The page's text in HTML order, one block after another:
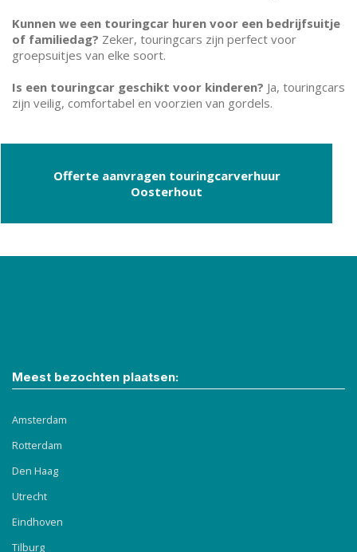
Kunnen we een touringcar huren voor een bedrijfsuitje
of familiedag? Zeker, touringcars zijn perfect voor
groepsuitjes van elke soort.
Is een touringcar geschikt voor kinderen? Ja, touringcars
zijn veilig, comfortabel en voorzien van gordels.
Offerte aanvragen touringcarverhuur
Oosterhout
Meest bezochten plaatsen:
Amsterdam
Rotterdam
Den Haag
Utrecht
Eindhoven
Tilburg